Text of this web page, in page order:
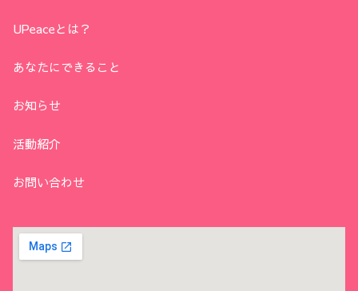
UPeaceとは？
あなたにできること
お知らせ
活動紹介
お問い合わせ